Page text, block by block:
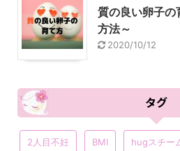
質の良い卵子
方法～
2020/10/12
タグ
2人目不妊 BMI hugスチー